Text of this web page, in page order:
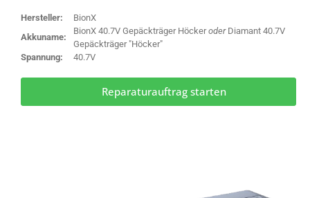
Hersteller:
BionX
Akkuname:
BionX 40.7V Gepäckträger HöckeroderDiamant 40.7V
Gepäckträger "Höcker"
Spannung:
40.7V
Reparaturauftrag starten